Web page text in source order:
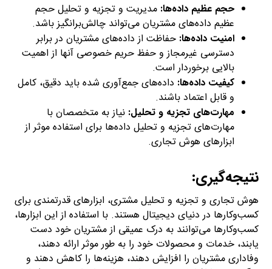
حجم عظیم داده‌ها: مدیریت و تجزیه و تحلیل حجم
عظیم داده‌های مشتریان می‌تواند چالش‌برانگیز باشد.
امنیت داده‌ها: حفاظت از داده‌های مشتریان در برابر
دسترسی غیرمجاز و حفظ حریم خصوصی آنها از اهمیت
بالایی برخوردار است.
کیفیت داده‌ها: داده‌های جمع‌آوری شده باید دقیق، کامل
و قابل اعتماد باشند.
مهارت‌های تجزیه و تحلیل: نیاز به متخصصان با
مهارت‌های تجزیه و تحلیل داده‌ها برای استفاده موثر از
ابزارهای هوش تجاری.
نتیجه‌گیری:
هوش تجاری و تجزیه و تحلیل مشتری، ابزارهای قدرتمندی برای
کسب‌وکارها در دنیای دیجیتال هستند. با استفاده از این ابزارها،
کسب‌وکارها می‌توانند به درک عمیقی از مشتریان خود دست
یابند، خدمات و محصولات خود را به طور موثر ارائه دهند،
وفاداری مشتریان را افزایش دهند، هزینه‌ها را کاهش دهند و